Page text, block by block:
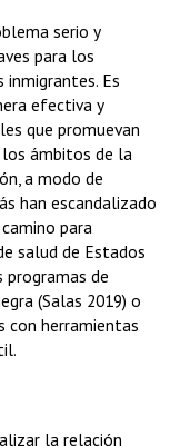
serio y
para los
inmigrantes. Es
efectiva y
que promuevan
ámbitos de la
a modo de
han escandalizado
para
salud de Estados
programas de
(Salas 2019) o
con herramientas
la relación